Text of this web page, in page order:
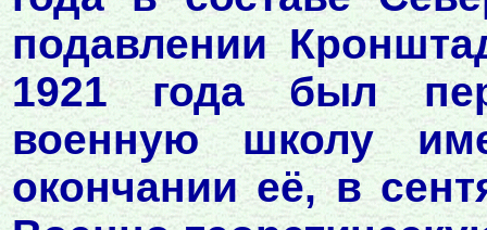
подавлении
1921 года был
военную школу
окончании её, в